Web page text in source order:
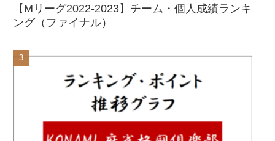
【Mリーグ2022-2023】チーム・個人成績ランキ
ング（ファイナル）